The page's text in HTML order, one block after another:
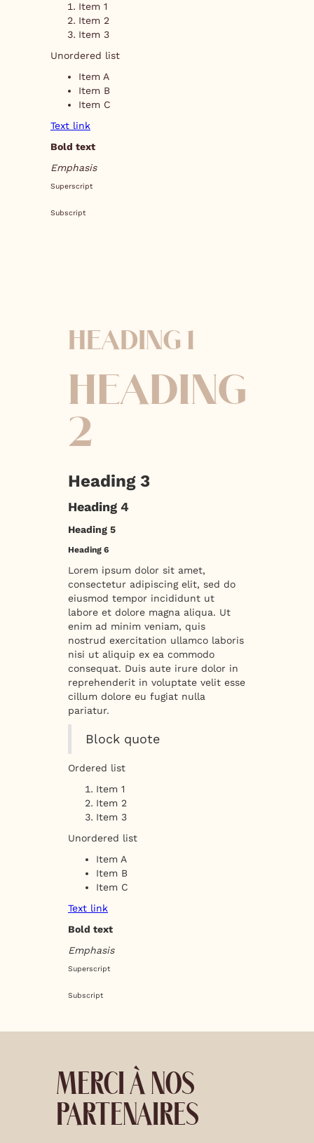
Item 1
Item 2
Item 3
Unordered list
Item A
Item B
Item C
Text link
Bold text
Emphasis
Superscript
Subscript
HEADING 1
HEADING
2
Heading 3
Heading 4
Heading 5
Heading 6
Lorem ipsum dolor sit amet,
consectetur adipiscing elit, sed do
eiusmod tempor incididunt ut
labore et dolore magna aliqua. Ut
enim ad minim veniam, quis
nostrud exercitation ullamco laboris
nisi ut aliquip ex ea commodo
consequat. Duis aute irure dolor in
reprehenderit in voluptate velit esse
cillum dolore eu fugiat nulla
pariatur.
Block quote
Ordered list
Item 1
Item 2
Item 3
Unordered list
Item A
Item B
Item C
Text link
Bold text
Emphasis
Superscript
Subscript
MERCI À NOS
PARTENAIRES